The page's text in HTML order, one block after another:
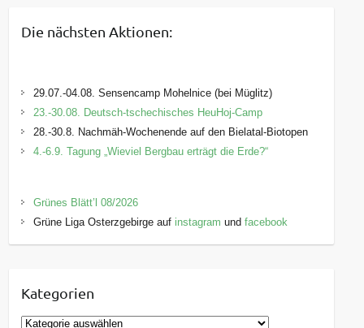
Die nächsten Aktionen:
29.07.-04.08. Sensencamp Mohelnice (bei Müglitz)
23.-30.08. Deutsch-tschechisches HeuHoj-Camp
28.-30.8. Nachmäh-Wochenende auf den Bielatal-Biotopen
4.-6.9. Tagung „Wieviel Bergbau erträgt die Erde?“
Grünes Blätt’l 08/2026
Grüne Liga Osterzgebirge auf instagram undfacebook
Kategorien
K